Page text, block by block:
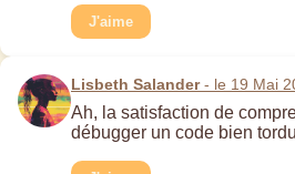
J'aime
Lisbeth Salander- le 19 Mai
Ah, la satisfaction de
débugger un code bien